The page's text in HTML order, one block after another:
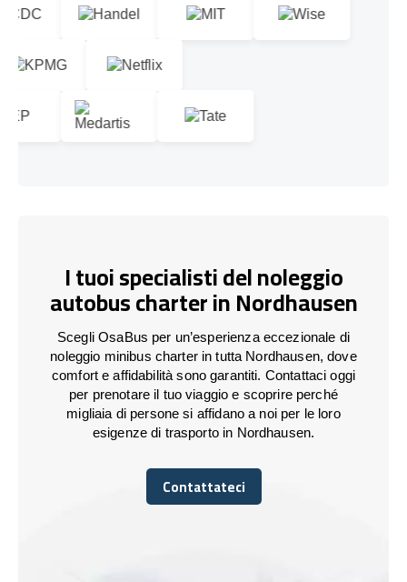
I tuoi specialisti del noleggio
autobus charter in Nordhausen
Scegli OsaBus per un’esperienza eccezionale di
noleggio minibus charter in tutta Nordhausen, dove
comfort e affidabilità sono garantiti. Contattaci oggi
per prenotare il tuo viaggio e scoprire perché
migliaia di persone si affidano a noi per le loro
esigenze di trasporto in Nordhausen.
Contattateci
Contattateci